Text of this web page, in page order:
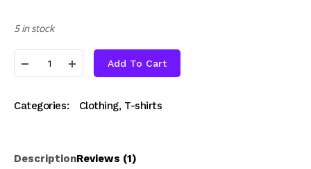
5 in stock
Add To Cart
Categories: Clothing, T-shirts
DescriptionReviews (1)